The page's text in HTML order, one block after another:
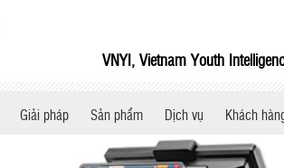
VNYI, Vietnam Youth
Giải pháp Sản phẩm Dịch vụ Khách